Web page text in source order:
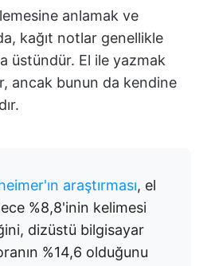
anlamak ve
kağıt notlar genellikle
üstündür. El ile yazmak
ancak bunun da kendine
araştırması, el
%8,8'inin kelimesi
dizüstü bilgisayar
%14,6 olduğunu